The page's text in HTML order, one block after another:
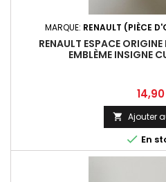
MARQUE: RENAULT (PIÈCE
RENAULT ESPACE
EMBLÈME INSIGNE
Prix
 Ajouter
 En